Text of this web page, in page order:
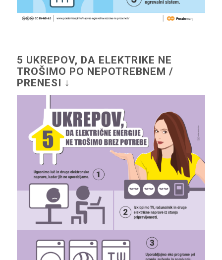
5 UKREPOV, DA ELEKTRIKE NE
TROŠIMO PO NEPOTREBNEM /
PRENESI ↓